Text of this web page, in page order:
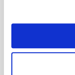
Statement.
sterker staan